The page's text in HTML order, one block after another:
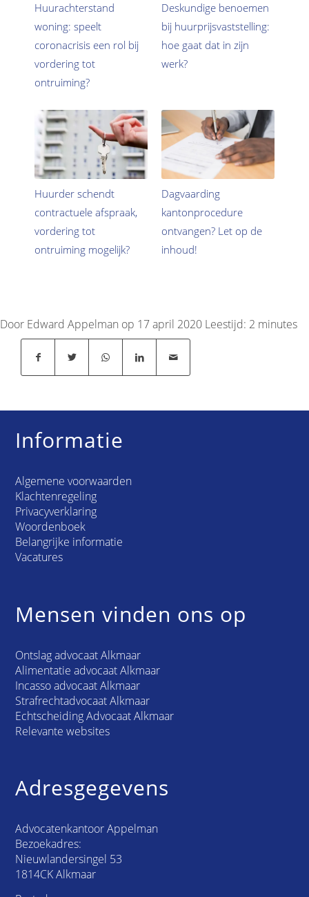
Huurachterstand
woning: speelt
coronacrisis een rol bij
vordering tot
ontruiming?
Deskundige benoemen
bij huurprijsvaststelling:
hoe gaat dat in zijn
werk?
Huurder schendt
contractuele afspraak,
vordering tot
ontruiming mogelijk?
Dagvaarding
kantonprocedure
ontvangen? Let op de
inhoud!
Door Edward Appelman op 17 april 2020 Leestijd: 2 minutes
Informatie
Algemene voorwaarden
Klachtenregeling
Privacyverklaring
Woordenboek
Belangrijke informatie
Vacatures
Mensen vinden ons op
Ontslag advocaat Alkmaar
Alimentatie advocaat Alkmaar
Incasso advocaat Alkmaar
Strafrechtadvocaat Alkmaar
Echtscheiding Advocaat Alkmaar
Relevante websites
Adresgegevens
Advocatenkantoor Appelman
Bezoekadres:
Nieuwlandersingel 53
1814CK Alkmaar